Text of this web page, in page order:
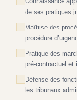
de ses pratiques
Maîtrise des
procédure
Pratique des
pré-contractuel et
Défense des
les tribunaux